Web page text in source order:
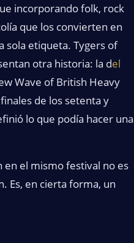
incorporando folk, rock
que los convierten en
sola etiqueta. Tygers of
otra historia: la del
Wave of British Heavy
de los setenta y
lo que podía hacer una
en el mismo festival no es
Es, en cierta forma, un